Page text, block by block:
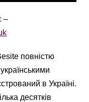
–
повністю
в Україні.
десятків